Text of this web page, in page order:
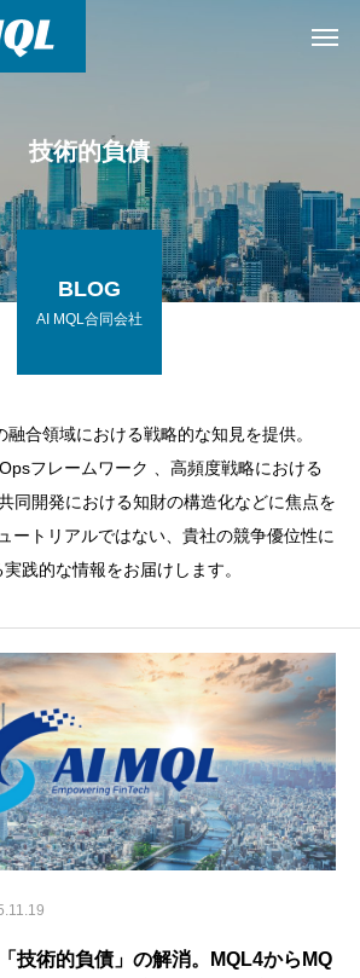
技術的負債
BLOG
AI MQL合同会社
合領域における戦略的な知見を提供。
フレームワーク 、高頻度戦略における
同開発における知財の構造化などに焦点を
ートリアルではない、貴社の競争優位性に
践的な情報をお届けします。
技術的負債」の解消。MQL4からMQ